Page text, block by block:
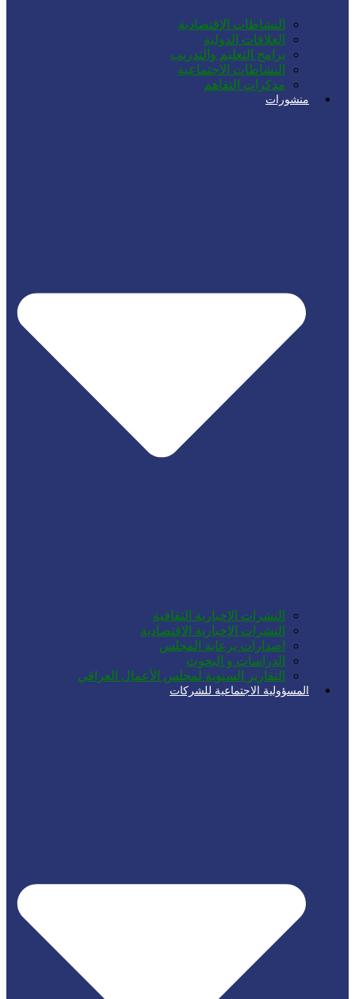
النشاطات الإقتصادية
العلاقات الدولية
برامج التعليم والتدريب
النشاطات الاجتماعية
مذكرات التفاهم
منشورات
النشرات الإخبارية الثقافية
النشرات الإخبارية الاقتصادية
اصدارات برعاية المجلس
الدراسات و البحوث
التقارير السنوية لمجلس الأعمال العراقي
المسؤولية الاجتماعية للشركات